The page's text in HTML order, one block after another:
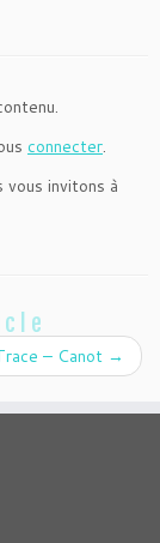
connecter.
vous invitons à
– Canot →